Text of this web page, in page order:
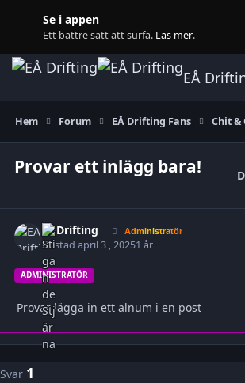
Se i appen
Ett bättre sätt att surfa. Läs mer.
EÅ
Hem Forum EÅ Drifting Fans Chit &
Provar ett inlägg bara!
EADrifting Administratör
Postadapril 3 , 20251 år
ADMINISTRATÖR
Provar lägga in ett alnum i en post
Svar 1